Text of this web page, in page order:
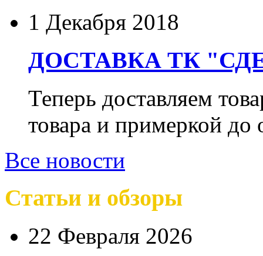
1 Декабря 2018
ДОСТАВКА ТК
Теперь доставляем
товара и примеркой
Все новости
Статьи и обзоры
22 Февраля 2026